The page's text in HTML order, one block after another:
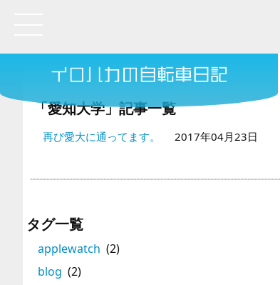
「愛知大学」記事一覧
再び愛大に通ってます。 2017年04月23日
タグ一覧
applewatch (2)
blog (2)